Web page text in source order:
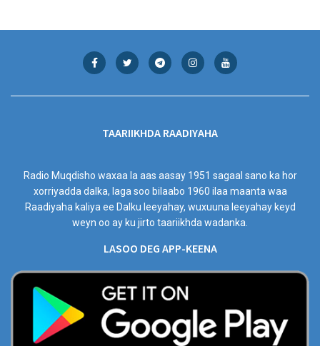
TAARIIKHDA RAADIYAHA
Radio Muqdisho waxaa la aas aasay 1951 sagaal sano ka hor
xorriyadda dalka, laga soo bilaabo 1960 ilaa maanta waa
Raadiyaha kaliya ee Dalku leeyahay, wuxuuna leeyahay keyd
weyn oo ay ku jirto taariikhda wadanka.
LASOO DEG APP-KEENA